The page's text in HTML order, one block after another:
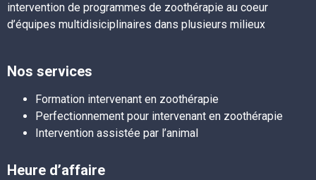
intervention de programmes de zoothérapie au coeur
d’équipes multidisiciplinaires dans plusieurs milieux
Nos services
Formation intervenant en zoothérapie
Perfectionnement pour intervenant en zoothérapie
Intervention assistée par l’animal
Heure d’affaire